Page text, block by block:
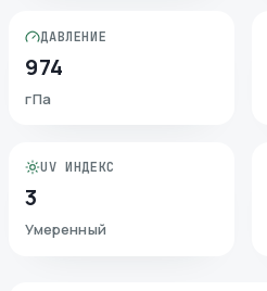
ДАВЛЕНИЕ
974
гПа
UV ИНДЕКС
3
Умеренный